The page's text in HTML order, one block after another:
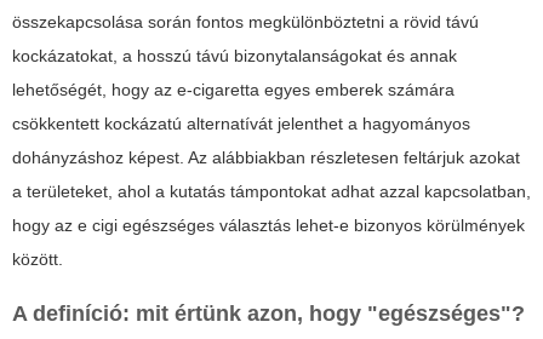
összekapcsolása során fontos megkülönböztetni a rövid távú
kockázatokat, a hosszú távú bizonytalanságokat és annak
lehetőségét, hogy az e-cigaretta egyes emberek számára
csökkentett kockázatú alternatívát jelenthet a hagyományos
dohányzáshoz képest. Az alábbiakban részletesen feltárjuk azokat
a területeket, ahol a kutatás támpontokat adhat azzal kapcsolatban,
hogy az e cigi egészséges választás lehet-e bizonyos körülmények
között.
A definíció: mit értünk azon, hogy "egészséges"?